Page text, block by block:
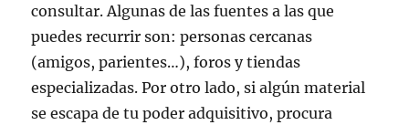
consultar. Algunas de las fuentes a las que
puedes recurrir son: personas cercanas
(amigos, parientes…), foros y tiendas
especializadas. Por otro lado, si algún material
se escapa de tu poder adquisitivo, procura